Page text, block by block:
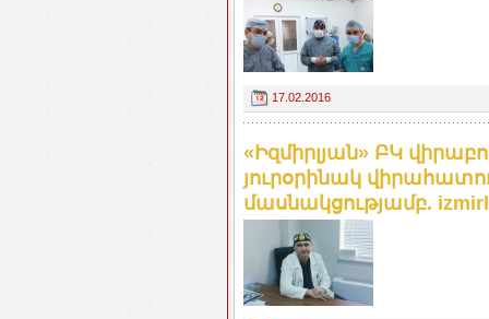
17.02.2016
«Իզմիրլյան» ԲԿ
յուրօրինակ
մասնակցությամբ.